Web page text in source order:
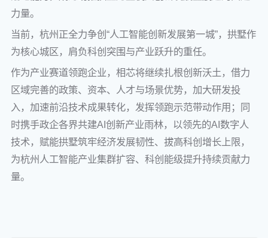
力量。
当前，杭州正全力争创“人工智能创新发展第一城”，拱墅作
为核心城区，肩负科创突围与产业跃升的重任。
作为产业赛道领跑企业，相芯将继续扎根创新沃土，借力
区域完善的政策、资本、人才与场景优势，加大研发投
入，加速前沿技术成果转化，发挥领跑示范带动作用；同
时携手政企各界共建AI创新产业雨林，以领先的AI数字人
技术，赋能拱墅筑牢经济发展韧性、拔高科创增长上限，
为杭州人工智能产业集群扩容、科创能级提升持续贡献力
量。